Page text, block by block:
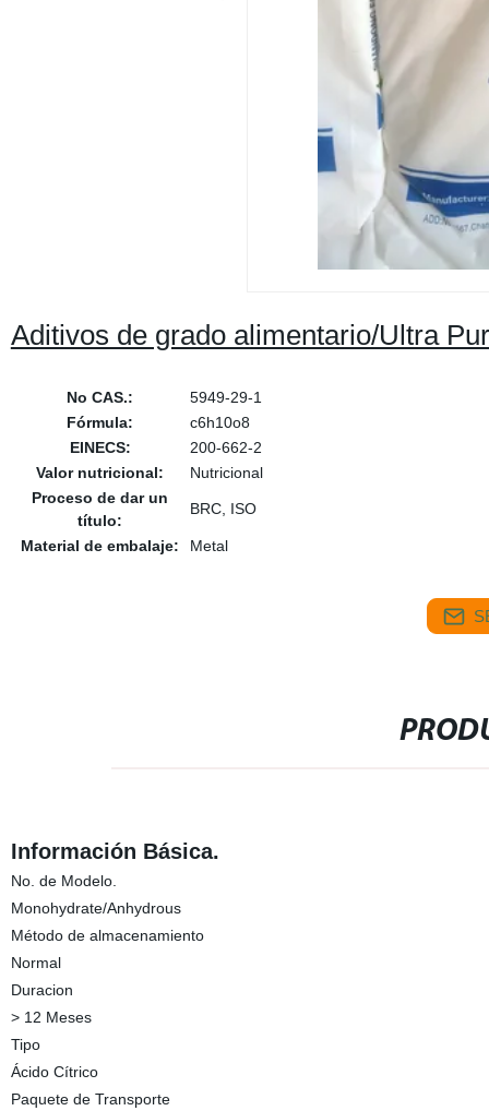
Aditivos de grado alimentario/Ultra
No CAS.:
5949-29-1
Fórmula:
c6h10o8
EINECS:
200-662-2
Valor nutricional:
Nutricional
Proceso de dar un
título:
BRC, ISO
Material de embalaje: Metal
Información Básica.
No. de Modelo.
Monohydrate/Anhydrous
Método de almacenamiento
Normal
Duracion
> 12 Meses
Tipo
Ácido Cítrico
Paquete de Transporte